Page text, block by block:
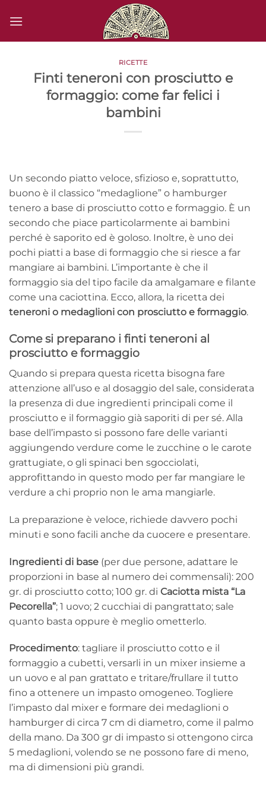
RICETTE
Finti teneroni con prosciutto e
formaggio: come far felici i
bambini
Un secondo piatto veloce, sfizioso e, soprattutto,
buono è il classico “medaglione” o hamburger
tenero a base di prosciutto cotto e formaggio. È un
secondo che piace particolarmente ai bambini
perché è saporito ed è goloso. Inoltre, è uno dei
pochi piatti a base di formaggio che si riesce a far
mangiare ai bambini. L’importante è che il
formaggio sia del tipo facile da amalgamare e filante
come una caciottina. Ecco, allora, la ricetta dei
teneroni o medaglioni con prosciutto e formaggio.
Come si preparano i finti teneroni al
prosciutto e formaggio
Quando si prepara questa ricetta bisogna fare
attenzione all’uso e al dosaggio del sale, considerata
la presenza di due ingredienti principali come il
prosciutto e il formaggio già saporiti di per sé. Alla
base dell’impasto si possono fare delle varianti
aggiungendo verdure come le zucchine o le carote
grattugiate, o gli spinaci ben sgocciolati,
approfittando in questo modo per far mangiare le
verdure a chi proprio non le ama mangiarle.
La preparazione è veloce, richiede davvero pochi
minuti e sono facili anche da cuocere e presentare.
Ingredienti di base (per due persone, adattare le
proporzioni in base al numero dei commensali): 200
gr. di prosciutto cotto; 100 gr. di Caciotta mista “La
Pecorella”; 1 uovo; 2 cucchiai di pangrattato; sale
quanto basta oppure è meglio ometterlo.
Procedimento: tagliare il prosciutto cotto e il
formaggio a cubetti, versarli in un mixer insieme a
un uovo e al pan grattato e tritare/frullare il tutto
fino a ottenere un impasto omogeneo. Togliere
l’impasto dal mixer e formare dei medaglioni o
hamburger di circa 7 cm di diametro, come il palmo
della mano. Da 300 gr di impasto si ottengono circa
5 medaglioni, volendo se ne possono fare di meno,
ma di dimensioni più grandi.